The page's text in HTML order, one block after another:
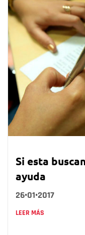
Si esta
ayuda
26•01•2017
LEER MÁS